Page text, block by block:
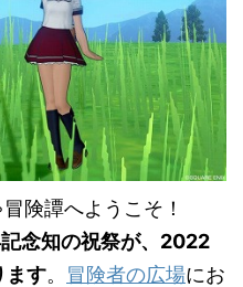
険譚へようこそ！
念知の祝祭が、2022
ます。 冒険者の広場にお